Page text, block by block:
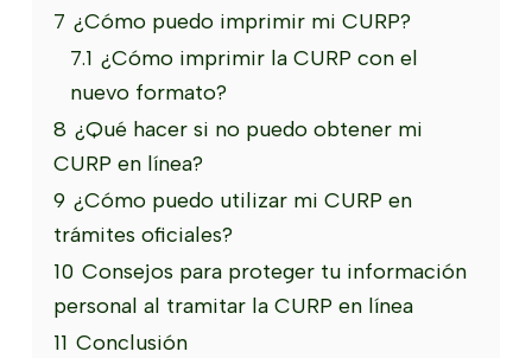
7 ¿Cómo puedo imprimir mi CURP?
7.1 ¿Cómo imprimir la CURP con el
nuevo formato?
8 ¿Qué hacer si no puedo obtener mi
CURP en línea?
9 ¿Cómo puedo utilizar mi CURP en
trámites oficiales?
10 Consejos para proteger tu información
personal al tramitar la CURP en línea
11 Conclusión